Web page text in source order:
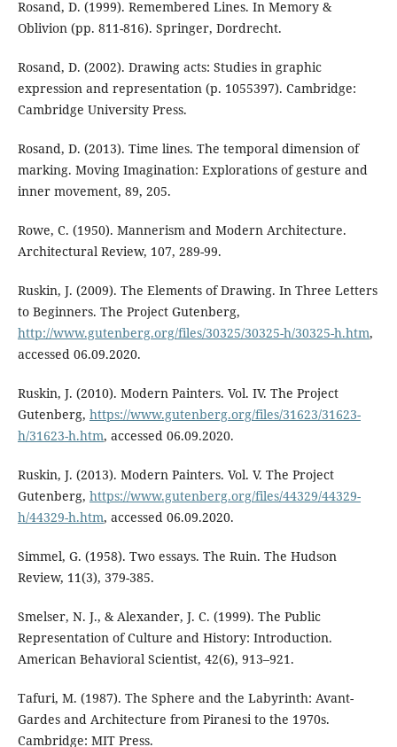
Rosand, D. (1999). Remembered Lines. In Memory &
Oblivion (pp. 811-816). Springer, Dordrecht.
Rosand, D. (2002). Drawing acts: Studies in graphic
expression and representation (p. 1055397). Cambridge:
Cambridge University Press.
Rosand, D. (2013). Time lines. The temporal dimension of
marking. Moving Imagination: Explorations of gesture and
inner movement, 89, 205.
Rowe, C. (1950). Mannerism and Modern Architecture.
Architectural Review, 107, 289-99.
Ruskin, J. (2009). The Elements of Drawing. In Three Letters
to Beginners. The Project Gutenberg,
http://www.gutenberg.org/files/30325/30325-h/30325-h.htm,
accessed 06.09.2020.
Ruskin, J. (2010). Modern Painters. Vol. IV. The Project
Gutenberg, https://www.gutenberg.org/files/31623/31623-
h/31623-h.htm, accessed 06.09.2020.
Ruskin, J. (2013). Modern Painters. Vol. V. The Project
Gutenberg, https://www.gutenberg.org/files/44329/44329-
h/44329-h.htm, accessed 06.09.2020.
Simmel, G. (1958). Two essays. The Ruin. The Hudson
Review, 11(3), 379-385.
Smelser, N. J., & Alexander, J. C. (1999). The Public
Representation of Culture and History: Introduction.
American Behavioral Scientist, 42(6), 913–921.
Tafuri, M. (1987). The Sphere and the Labyrinth: Avant-
Gardes and Architecture from Piranesi to the 1970s.
Cambridge: MIT Press.